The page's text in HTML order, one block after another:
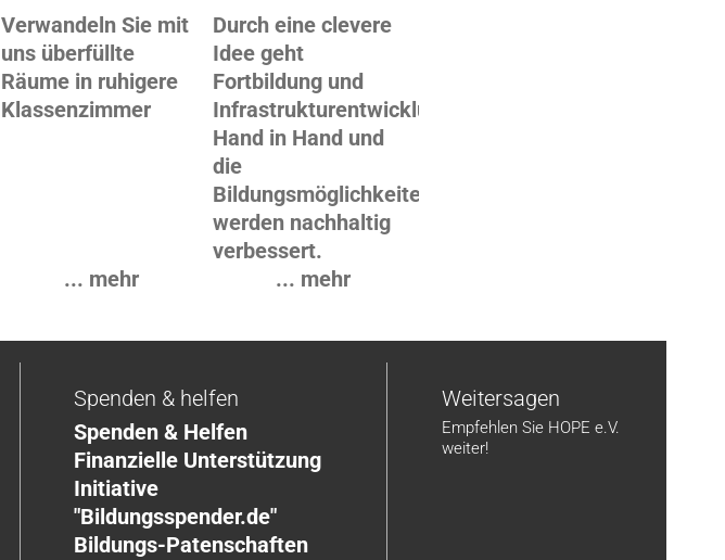
Verwandeln Sie mit
uns überfüllte
Räume in ruhigere
Klassenzimmer
... mehr
Durch eine clevere
Idee geht
Fortbildung und
Infrastrukturentwicklung
Hand in Hand und
die
Bildungsmöglichkeiten
werden nachhaltig
verbessert.
... mehr
Spenden & helfen
Spenden & Helfen
Finanzielle Unterstützung
Initiative
"Bildungsspender.de"
Bildungs-Patenschaften
Weitersagen
Empfehlen Sie HOPE e.V.
weiter!